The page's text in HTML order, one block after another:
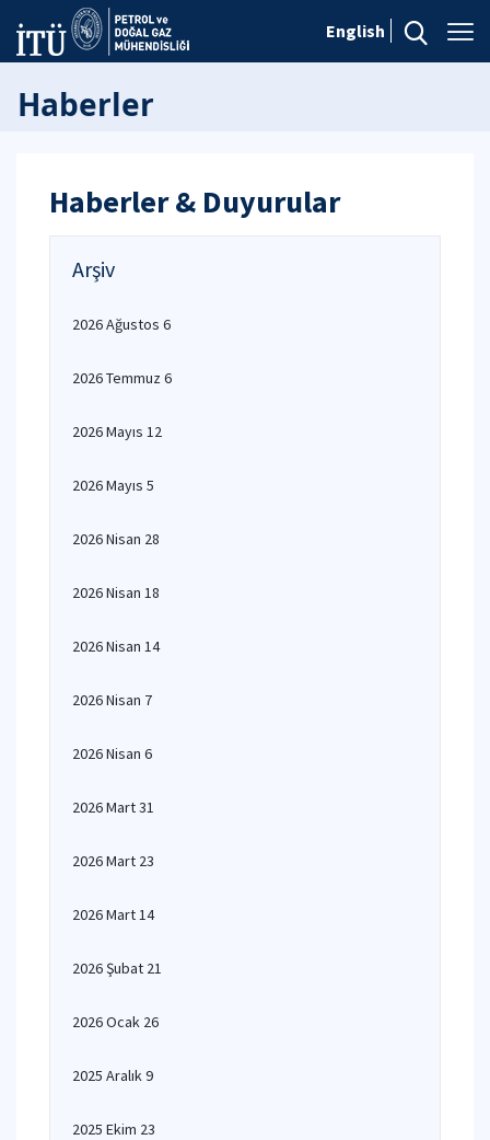
English
Haberler
Haberler & Duyurular
Arşiv
2026 Ağustos 6
2026 Temmuz 6
2026 Mayıs 12
2026 Mayıs 5
2026 Nisan 28
2026 Nisan 18
2026 Nisan 14
2026 Nisan 7
2026 Nisan 6
2026 Mart 31
2026 Mart 23
2026 Mart 14
2026 Şubat 21
2026 Ocak 26
2025 Aralık 9
2025 Ekim 23